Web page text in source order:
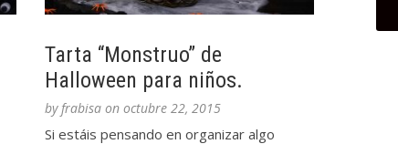
Tarta “Monstruo” de
Halloween para niños.
by frabisa on octubre 22, 2015
Si estáis pensando en organizar algo